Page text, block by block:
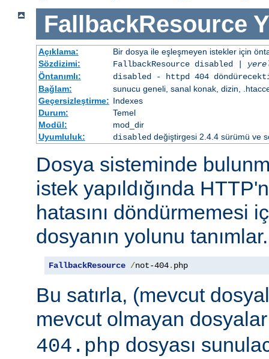
FallbackResource
Açıklama:
Bir dosya ile eşleşmeyen istekler için
Sözdizimi:
FallbackResource disabled |
Öntanımlı:
disabled - httpd 404
Bağlam:
sunucu geneli, sanal konak, dizin,
Geçersizleştirme: Indexes
Durum:
Temel
Modül:
mod_dir
Uyumluluk:
disableddeğiştirgesi 2.4.4 sürümü ve
Dosya sisteminde
istek yapıldığında
hatasını döndürmemesi
dosyanın yolunu
FallbackResource /not-404. php
Bu satırla, (mevcut
mevcut olmayan
404.php dosyası